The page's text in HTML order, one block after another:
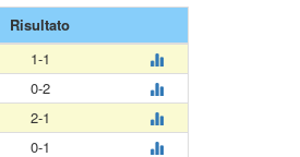
Risultato
1-1
0-2
2-1
0-1